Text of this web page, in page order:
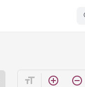
format_size add_circle_outline remove_circle_outline